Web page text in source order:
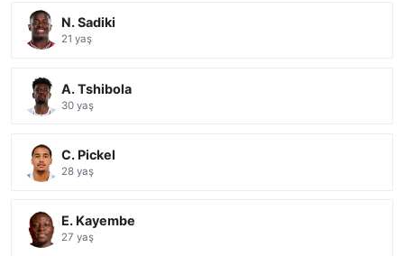
N. Sadiki
21 yaş
A. Tshibola
30 yaş
C. Pickel
28 yaş
E. Kayembe
27 yaş